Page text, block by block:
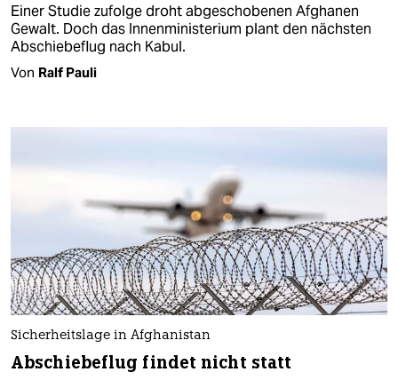
Einer Studie zufolge droht abgeschobenen Afghanen
Gewalt. Doch das Innenministerium plant den nächsten
Abschiebeflug nach Kabul.
Von Ralf Pauli
Sicherheitslage in Afghanistan
Abschiebeflug findet nicht statt